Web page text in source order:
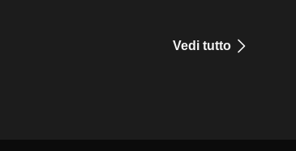
Vedi tutto